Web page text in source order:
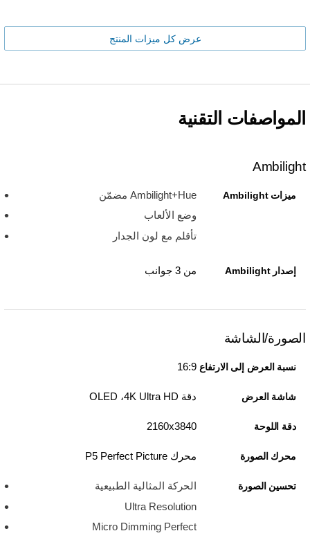
عرض كل ميزات المنتج
المواصفات التقنية
Ambilight
ميزات Ambilight
Ambilight+Hue مضمّن
وضع الألعاب
تأقلم مع لون الجدار
إصدار Ambilight من 3 جوانب
الصورة/الشاشة
نسبة العرض إلى الارتفاع 16:9
شاشة العرض دقة 4K Ultra HD، ‏OLED
دقة اللوحة 3840‏x‏2160
محرك الصورة محرك P5 Perfect Picture
تحسين الصورة
الحركة المثالية الطبيعية
Ultra Resolution
Micro Dimming Perfect